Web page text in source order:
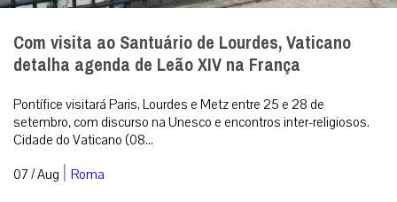
Com visita ao Santuário de Lourdes, Vaticano
detalha agenda de Leão XIV na França
Pontífice visitará Paris, Lourdes e Metz entre 25 e 28 de
setembro, com discurso na Unesco e encontros inter-religiosos.
Cidade do Vaticano (08...
07 / Aug | Roma